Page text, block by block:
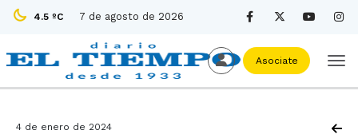
4.5 ºC 7 de agosto de 2026
Asociate
4 de enero de 2024